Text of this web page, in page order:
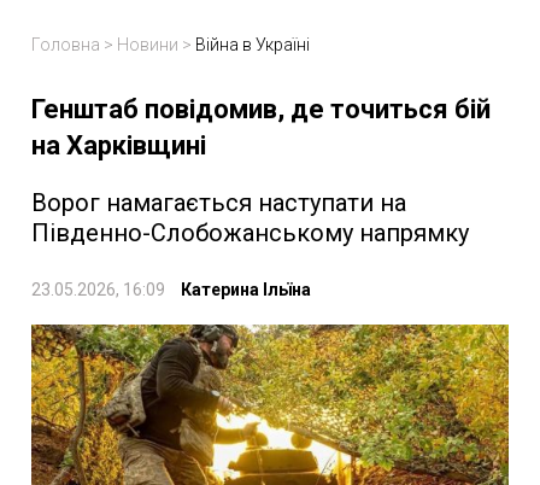
Головна > Новини > Війна в Україні
Генштаб повідомив, де точиться бій
на Харківщині
Ворог намагається наступати на
Південно-Слобожанському напрямку
23.05.2026, 16:09 Катерина Ільїна